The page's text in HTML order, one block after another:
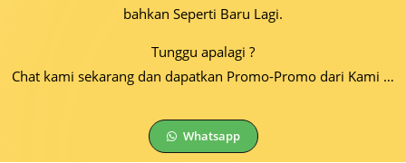
bahkan Seperti Baru Lagi.
Tunggu apalagi ?
Chat kami sekarang dan dapatkan Promo-Promo dari Kami …
Whatsapp